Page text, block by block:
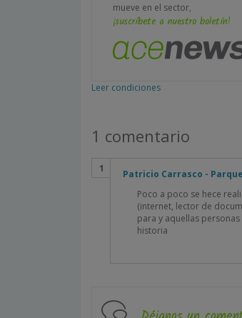
mueve en el sector,
¡suscríbete a nuestro boletín!
Leer condiciones
1 comentario
Patricio Carrasco -
Poco a poco se hece
(internet, lector de
para y aquellas
historia